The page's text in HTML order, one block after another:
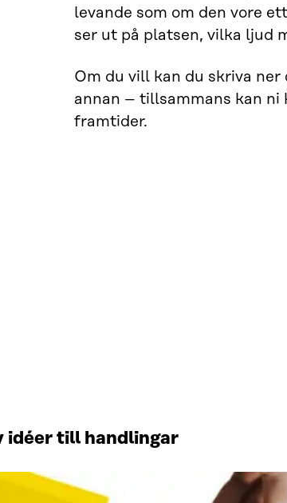
levande som om den vore
ser ut på platsen, vilka ljud
Om du vill kan du skriva
annan – tillsammans kan
framtider.
idéer till handlingar